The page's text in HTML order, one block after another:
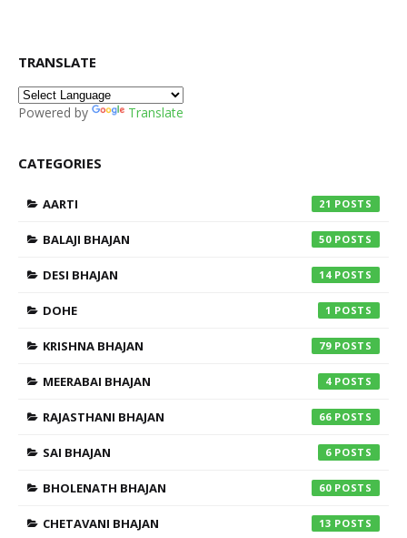
TRANSLATE
Powered by Translate
CATEGORIES
AARTI 21
BALAJI BHAJAN 50
DESI BHAJAN 14
DOHE 1
KRISHNA BHAJAN 79
MEERABAI BHAJAN 4
RAJASTHANI BHAJAN 66
SAI BHAJAN 6
BHOLENATH BHAJAN 60
CHETAVANI BHAJAN 13